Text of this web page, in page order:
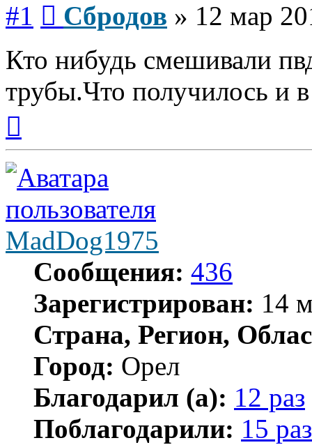
#1 Сбродов » 12 мар
Кто нибудь смешивали
трубы.Что получилось и
началу
MadDog1975
Сообщения: 436
Зарегистрирован: 14
Страна, Регион,
Город: Орел
Благодарил (а): 12 раз
Поблагодарили: 15 раз